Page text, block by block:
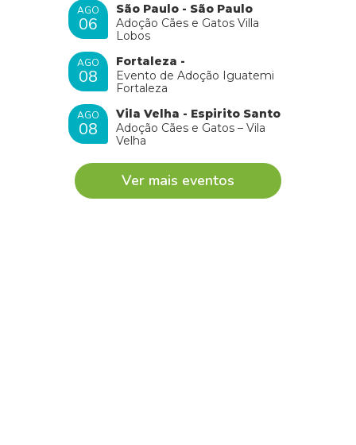
AGO
06
São Paulo - São Paulo
Adoção Cães e Gatos Villa
Lobos
AGO
08
Fortaleza -
Evento de Adoção Iguatemi
Fortaleza
AGO
08
Vila Velha - Espirito Santo
Adoção Cães e Gatos – Vila
Velha
Ver mais eventos